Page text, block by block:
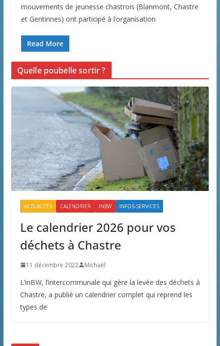
mouvements de jeunesse chastrois (Blanmont, Chastre
et Gentinnes) ont participé à l’organisation
Read More
Quelle poubelle sortir ?
ACTUALITÉS CALENDRIER INBW INFOS-SERVICES
Le calendrier 2026 pour vos
déchets à Chastre
11 décembre 2022 Michaël
L’inBW, l’intercommunale qui gère la levée des déchets à
Chastre, a publié un calendrier complet qui reprend les
types de